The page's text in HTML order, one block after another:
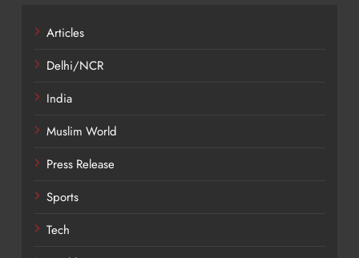
Articles
Delhi/NCR
India
Muslim World
Press Release
Sports
Tech